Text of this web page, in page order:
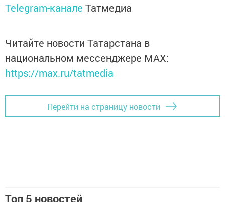
Telegram-канале Татмедиа
Читайте новости Татарстана в
национальном мессенджере MАХ:
https://max.ru/tatmedia
Перейти на страницу новости
Топ 5 новостей